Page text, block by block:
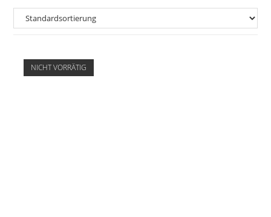
NICHT VORRÄTIG